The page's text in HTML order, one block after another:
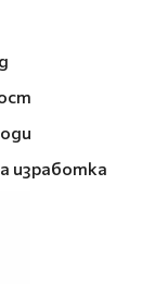
изработка